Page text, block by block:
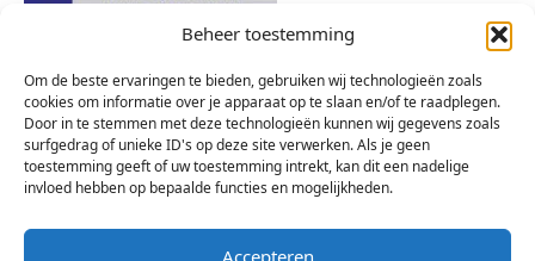
Beheer toestemming
Om de beste ervaringen te bieden, gebruiken wij technologieën zoals
cookies om informatie over je apparaat op te slaan en/of te raadplegen.
Door in te stemmen met deze technologieën kunnen wij gegevens zoals
surfgedrag of unieke ID's op deze site verwerken. Als je geen
toestemming geeft of uw toestemming intrekt, kan dit een nadelige
invloed hebben op bepaalde functies en mogelijkheden.
Accepteren